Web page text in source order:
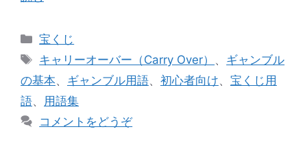
カ
テ
リ
ー
宝くじ
タ
グ
キャリーオーバー（Carry Over） 、 ギャンブル
の基本、 ギャンブル用語、 初心者向け、 宝くじ用
語、 用語集
コメントをどうぞ